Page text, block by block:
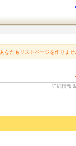
あなたもリストページを作りませ
詳細情報